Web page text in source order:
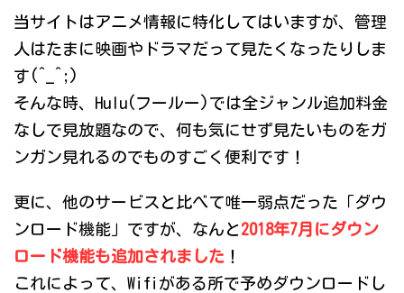
当サイトはアニメ情報に特化してはいますが、管理
人はたまに映画やドラマだって見たくなったりしま
す(^_^;)
そんな時、Hulu(フールー)では全ジャンル追加料金
なしで見放題なので、何も気にせず見たいものをガ
ンガン見れるのでものすごく便利です！
更に、他のサービスと比べて唯一弱点だった「ダウ
ンロード機能」ですが、なんと2018年7月にダウン
ロード機能も追加されました ！
これによって、Wifiがある所で予めダウンロードし